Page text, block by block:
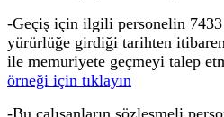
-Geçiş için ilgili personelin 7433
yürürlüğe girdiği tarihten
ile memuriyete geçmeyi talep
örneği için tıklayın
-Bu çalışanların sözleşmeli